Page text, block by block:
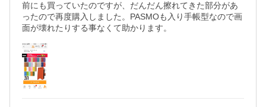
前にも買っていたのですが、だんだん擦れてきた部分があ
ったので再度購入しました。PASMOも入り手帳型なので画
面が壊れたりする事なくて助かります。